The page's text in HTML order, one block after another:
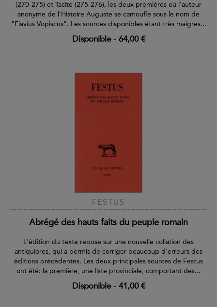
(270-275) et Tacite (275-276), les deux premières où l'auteur
anonyme de l’Histoire Auguste se camoufle sous le nom de
"Flavius Vopiscus". Les sources disponibles étant très maigres...
Disponible- 64,00 €
FESTUS
Abrégé des hauts faits du peuple romain
L'édition du texte repose sur une nouvelle collation des
antiquiores, qui a permis de corriger beaucoup d'erreurs des
éditions précédentes. Les deux principales sources de Festus
ont été: la première, une liste provinciale, comportant des...
Disponible- 41,00 €